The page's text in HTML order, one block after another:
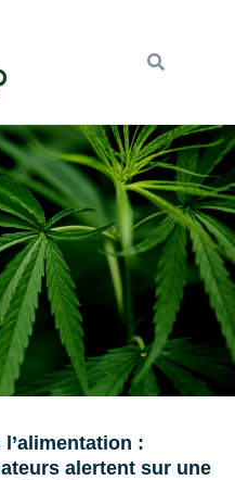
:
alertent sur une